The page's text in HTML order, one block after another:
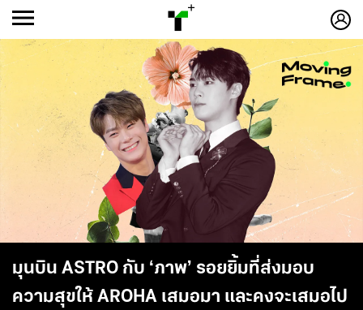
มุนบิน ASTRO กับ ‘ภาพ’ รอยยิ้มที่ส่งมอบ
ความสุขให้ AROHA เสมอมา และคงจะเสมอไป
-ก